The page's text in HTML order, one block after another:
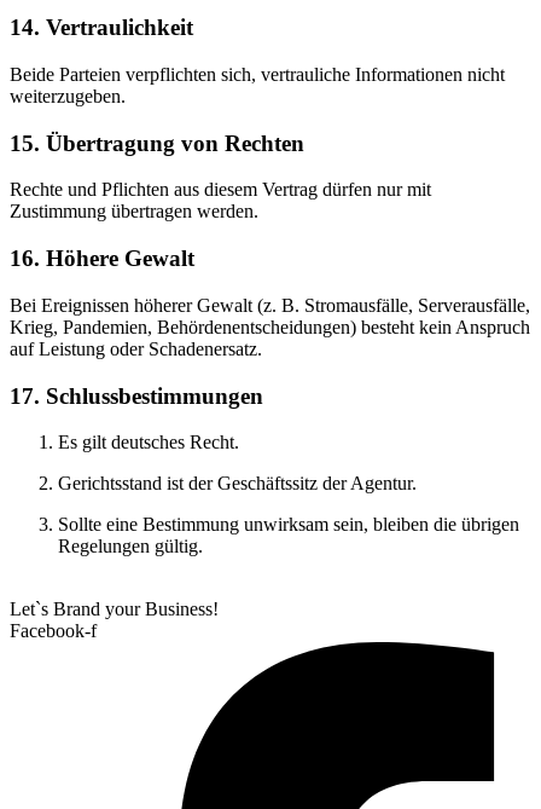
14. Vertraulichkeit
Beide Parteien verpflichten sich, vertrauliche Informationen nicht
weiterzugeben.
15. Übertragung von Rechten
Rechte und Pflichten aus diesem Vertrag dürfen nur mit
Zustimmung übertragen werden.
16. Höhere Gewalt
Bei Ereignissen höherer Gewalt (z. B. Stromausfälle, Serverausfälle,
Krieg, Pandemien, Behördenentscheidungen) besteht kein Anspruch
auf Leistung oder Schadenersatz.
17. Schlussbestimmungen
Es gilt deutsches Recht.
Gerichtsstand ist der Geschäftssitz der Agentur.
Sollte eine Bestimmung unwirksam sein, bleiben die übrigen
Regelungen gültig.
Let`s Brand your Business!
Facebook-f